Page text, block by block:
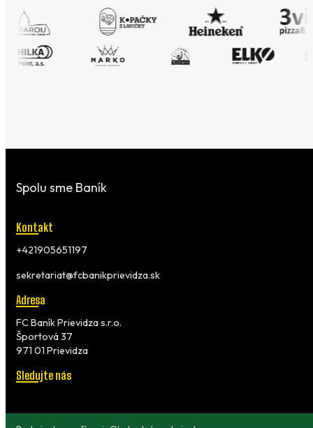
Spolu sme Baník
Kontakt
+421905651197
sekretariat@fcbanikprievidza.sk
Adresa
FC Baník Prievidza s.r.o.
Športová 37
971 01 Prievidza
Sledujte nás